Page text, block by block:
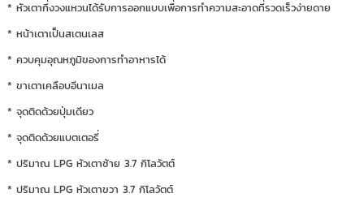
* หัวเตากึ่งวงแหวนได้รับการออกแบบเพื่อการทำความสะอาดที่รวดเร็วง่ายดาย
* หน้าเตาเป็นสเตนเลส
* ควบคุมอุณหภูมิของการทำอาหารได้
* ขาเตาเคลือบอีนาเมล
* จุดติดด้วยปุ่มเดียว
* จุดติดด้วยแบตเตอรี่
* ปริมาณ LPG หัวเตาซ้าย 3.7 กิโลวัตต์
* ปริมาณ LPG หัวเตาขวา 3.7 กิโลวัตต์